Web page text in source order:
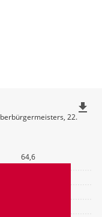
64,6
22.
file_download